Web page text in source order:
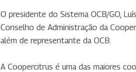
O presidente do Sistema OCB/GO,
Conselho de Administração da
além de representante da OCB.
A Coopercitrus é uma das maiores